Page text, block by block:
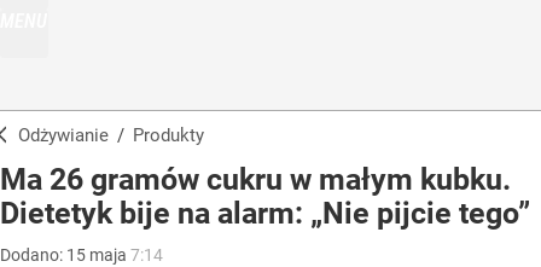
Odżywianie / Produkty
Ma 26 gramów cukru w małym kubku.
Dietetyk bije na alarm: „Nie pijcie tego”
Dodano: 15 maja 7:14